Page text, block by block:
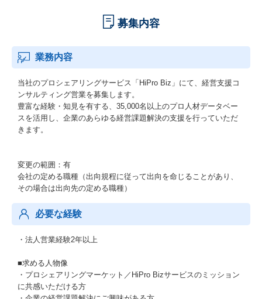
募集内容
業務内容
当社のプロシェアリングサービス「HiPro Biz」にて、経営支援コ
ンサルティング営業を募集します。
豊富な経験・知見を有する、35,000名以上のプロ人材データベー
スを活用し、企業のあらゆる経営課題解決の支援を行っていただ
きます。
変更の範囲：有
会社の定める職種（出向規程に従って出向を命じることがあり、
その場合は出向先の定める職種）
必要な経験
・法人営業経験2年以上
■求める人物像
・プロシェアリングマーケット／HiPro Bizサービスのミッション
に共感いただける方